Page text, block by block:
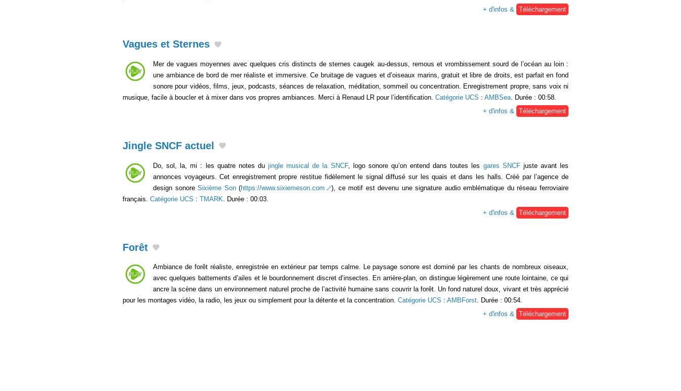
+ d'infos &
Téléchargement
Vagues et Sternes
Mer de vagues moyennes avec quelques cris distincts de sternes caugek au-dessus, remous et vrombissement sourd de l’océan au loin :
une ambiance de bord de mer réaliste et immersive. Ce bruitage de vagues et d’oiseaux marins, gratuit et libre de droits, est parfait en fond
sonore pour vidéos, films, jeux, podcasts, séances de relaxation, méditation, sommeil ou concentration. Enregistrement propre, sans voix ni
musique, facile à boucler et à mixer dans vos propres ambiances. Merci à Renaud LR pour l’identification. Catégorie UCS : AMBSea . Durée : 00:58.
+ d'infos &
Téléchargement
Jingle SNCF actuel
Do, sol, la, mi : les quatre notes dujingle musical de la SNCF, logo sonore qu’on entend dans toutes les gares SNCFjuste avant les
annonces voyageurs. Cet enregistrement propre restitue fidèlement le signal diffusé sur les quais et dans les halls. Créé par l’agence de
design sonoreSixième Son(https://www.sixiemeson.com
), ce motif est devenu une signature audio emblématique du réseau ferroviaire
français. Catégorie UCS : TMARK . Durée : 00:03.
+ d'infos &
Téléchargement
Forêt
Ambiance de forêt réaliste, enregistrée en extérieur par temps calme. Le paysage sonore est dominé par les chants de nombreux oiseaux,
avec quelques battements d’ailes et le bourdonnement discret d’insectes. En arrière-plan, on distingue légèrement une route lointaine, ce qui
ancre la scène dans un environnement naturel proche de l’activité humaine sans couvrir la forêt. Un fond naturel doux, vivant et très apprécié
pour les montages vidéo, la radio, les jeux ou simplement pour la détente et la concentration. Catégorie UCS : AMBForst. Durée : 00:54.
+ d'infos & Téléchargement